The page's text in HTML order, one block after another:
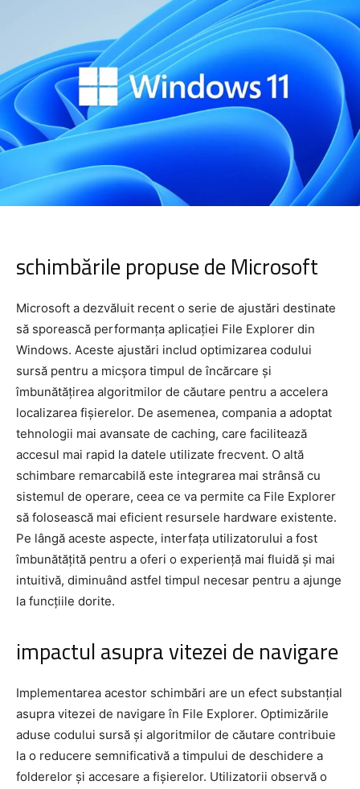
schimbările propuse de Microsoft
Microsoft a dezvăluit recent o serie de ajustări destinate
să sporească performanța aplicației File Explorer din
Windows. Aceste ajustări includ optimizarea codului
sursă pentru a micșora timpul de încărcare și
îmbunătățirea algoritmilor de căutare pentru a accelera
localizarea fișierelor. De asemenea, compania a adoptat
tehnologii mai avansate de caching, care facilitează
accesul mai rapid la datele utilizate frecvent. O altă
schimbare remarcabilă este integrarea mai strânsă cu
sistemul de operare, ceea ce va permite ca File Explorer
să folosească mai eficient resursele hardware existente.
Pe lângă aceste aspecte, interfața utilizatorului a fost
îmbunătățită pentru a oferi o experiență mai fluidă și mai
intuitivă, diminuând astfel timpul necesar pentru a ajunge
la funcțiile dorite.
impactul asupra vitezei de navigare
Implementarea acestor schimbări are un efect substanțial
asupra vitezei de navigare în File Explorer. Optimizările
aduse codului sursă și algoritmilor de căutare contribuie
la o reducere semnificativă a timpului de deschidere a
folderelor și accesare a fișierelor. Utilizatorii observă o